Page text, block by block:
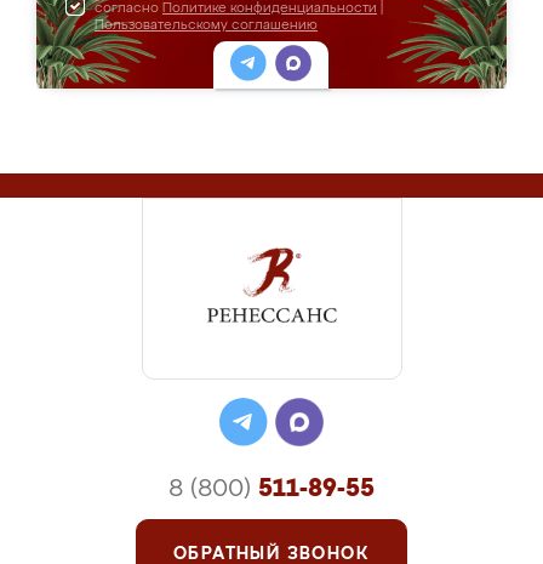
согласно Политике конфиденциальности
Пользовательскому соглашению
8 (800) 511-89-55
ОБРАТНЫЙ ЗВОНОК